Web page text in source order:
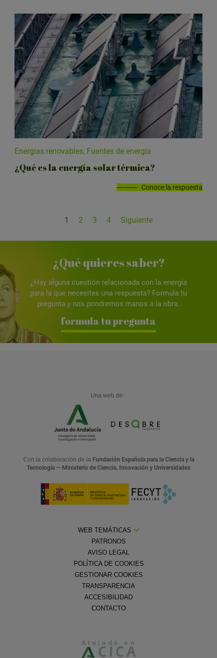
Energías renovables, Fuentes de energía
¿Qué es la energía solar térmica?
Conoce la respuesta
1 2 3 4 Siguiente
¿Qué quieres saber?
¿Hay alguna cuestión relacionada con la energía
para la que necesites una respuesta? Formula tu
pregunta y nos pondremos manos a la obra.
formula tu pregunta
Una web de:
Con la colaboración de la Fundación Española para la Ciencia y la
Tecnología — Ministerio de Ciencia, Innovación y Universidades
WEB TEMÁTICAS
PATRONOS
AVISO LEGAL
POLÍTICA DE COOKIES
GESTIONAR COOKIES
TRANSPARENCIA
ACCESIBILIDAD
CONTACTO